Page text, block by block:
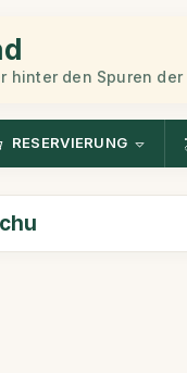
hinter den Spuren der
RESERVIERUNG